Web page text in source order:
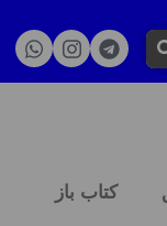
کتاب باز